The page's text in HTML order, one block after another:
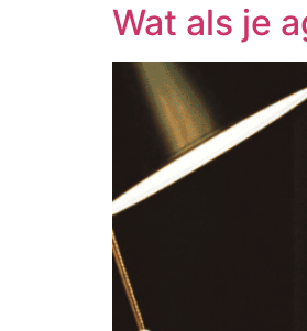
Wat als je